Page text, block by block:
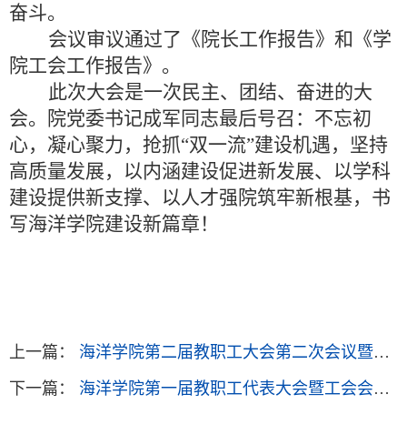
奋斗。
会议审议通过了《院长工作报告》和《学
院工会工作报告》。
此次大会是一次民主、团结、奋进的大
会。院党委书记成军同志最后号召： 不忘初
心，凝心聚力，抢抓“双一流”建设机遇，坚持
高质量发展，以内涵建设促进新发展、以学科
建设提供新支撑、以人才强院筑牢新根基，书
写海洋学院建设新篇章！
上一篇：
海洋学院第二届教职工大会第二次会议暨工会会员全体大会第二次会议圆满召开
下一篇：
海洋学院第一届教职工代表大会暨工会会员代表大会第二次会议胜利召开